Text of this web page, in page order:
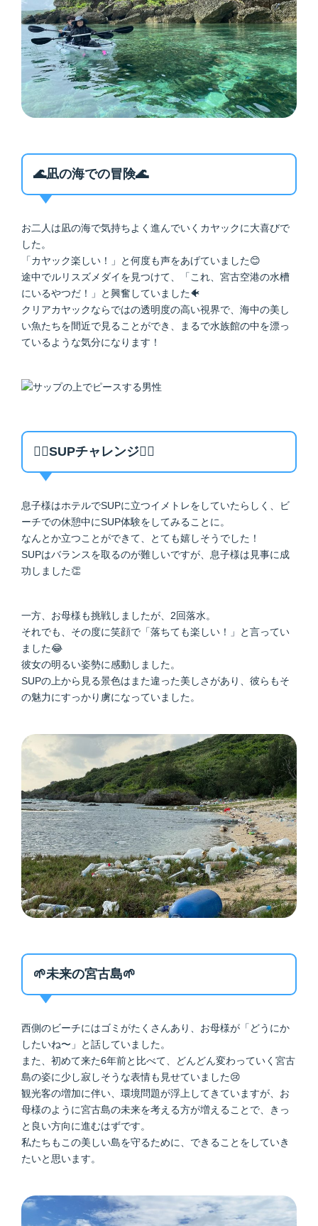
🌊凪の海での冒険🌊
お二人は凪の海で気持ちよく進んでいくカヤックに大喜びで
した。
「カヤック楽しい！」と何度も声をあげていました😊
途中でルリスズメダイを見つけて、「これ、宮古空港の水槽
にいるやつだ！」と興奮していました🐠
クリアカヤックならではの透明度の高い視界で、海中の美し
い魚たちを間近で見ることができ、まるで水族館の中を漂っ
ているような気分になります！
🏄‍♂️SUPチャレンジ🏄‍♀️
息子様はホテルでSUPに立つイメトレをしていたらしく、ビ
ーチでの休憩中にSUP体験をしてみることに。
なんとか立つことができて、とても嬉しそうでした！
SUPはバランスを取るのが難しいですが、息子様は見事に成
功しました👏
一方、お母様も挑戦しましたが、2回落水。
それでも、その度に笑顔で「落ちても楽しい！」と言ってい
ました😂
彼女の明るい姿勢に感動しました。
SUPの上から見る景色はまた違った美しさがあり、彼らもそ
の魅力にすっかり虜になっていました。
🌱未来の宮古島🌱
西側のビーチにはゴミがたくさんあり、お母様が「どうにか
したいね〜」と話していました。
また、初めて来た6年前と比べて、どんどん変わっていく宮古
島の姿に少し寂しそうな表情も見せていました😢
観光客の増加に伴い、環境問題が浮上してきていますが、お
母様のように宮古島の未来を考える方が増えることで、きっ
と良い方向に進むはずです。
私たちもこの美しい島を守るために、できることをしていき
たいと思います。